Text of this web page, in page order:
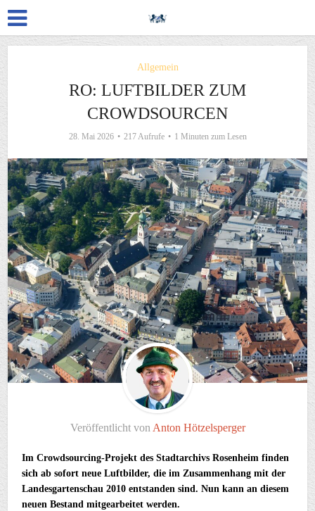
Allgemein
RO: LUFTBILDER ZUM
CROWDSOURCEN
28. Mai 2026 217 Aufrufe 1 Minuten zum Lesen
Veröffentlicht von Anton Hötzelsperger
Im Crowdsourcing-Projekt des Stadtarchivs Rosenheim finden
sich ab sofort neue Luftbilder, die im Zusammenhang mit der
Landesgartenschau 2010 entstanden sind. Nun kann an diesem
neuen Bestand mitgearbeitet werden.